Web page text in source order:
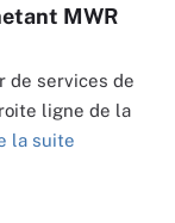
MWR
de services de
ligne de la
la suite